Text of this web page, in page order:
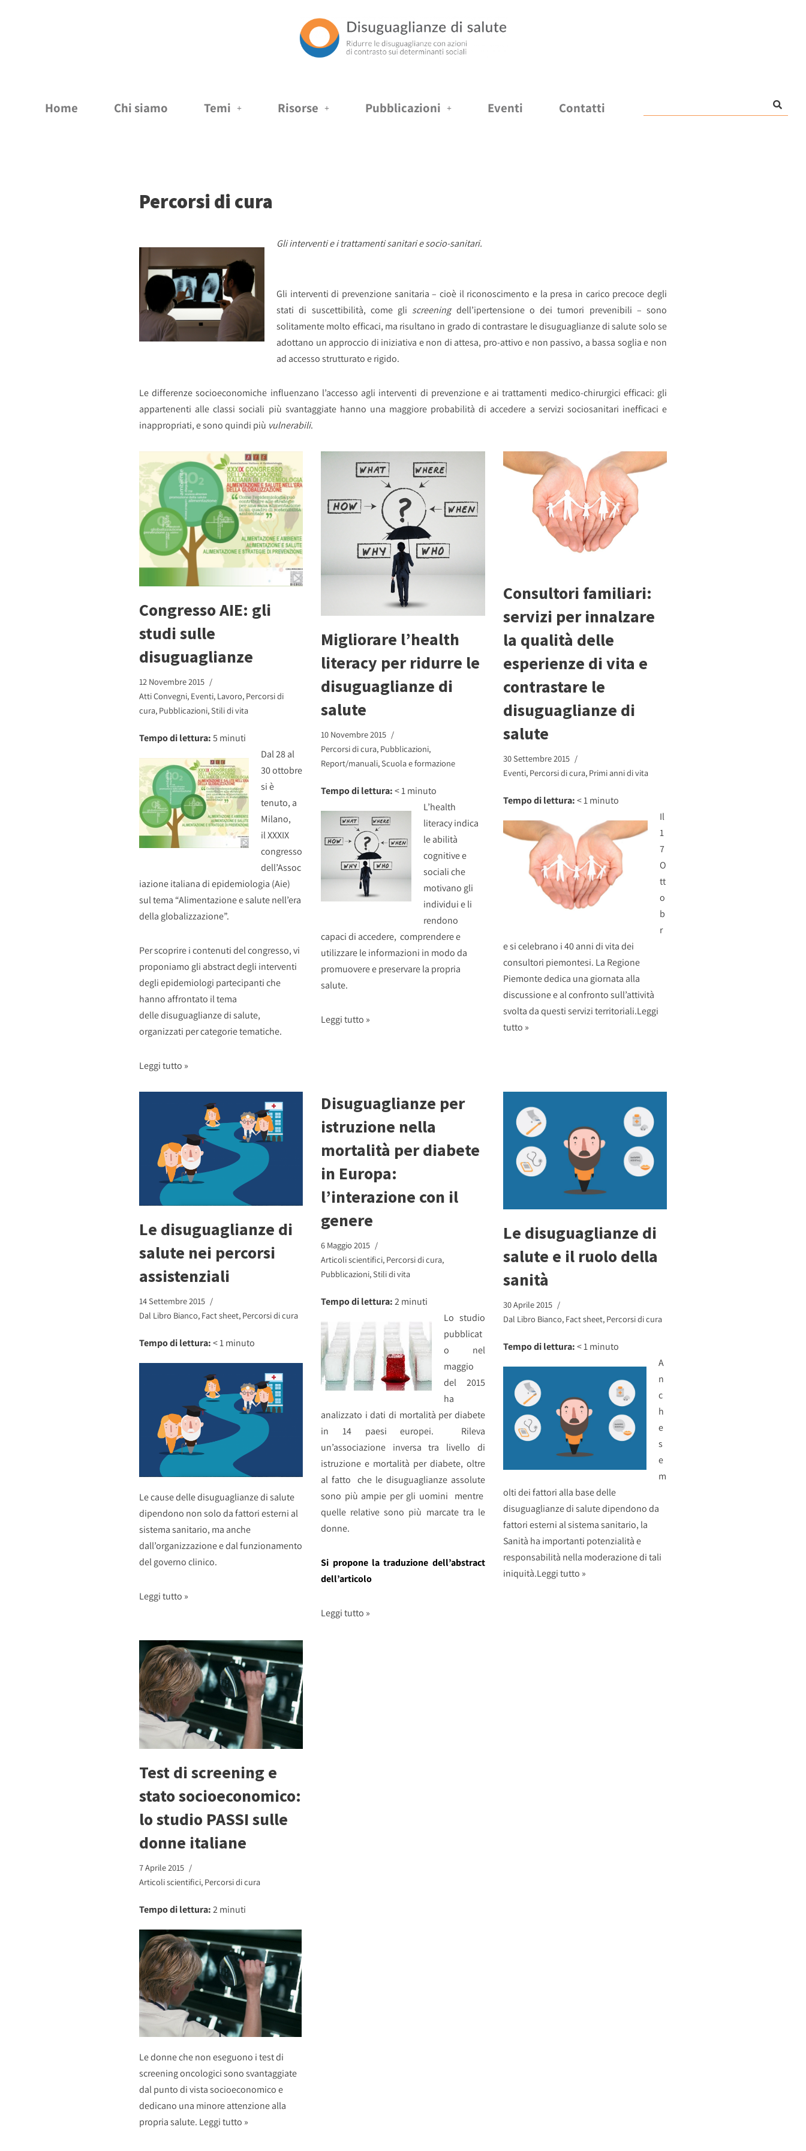
Home Chi siamo Temi Risorse Pubblicazioni Eventi Contatti
Percorsi di cura
Gli interventi e i trattamenti sanitari e socio-sanitari.
Gli interventi di prevenzione sanitaria – cioè il riconoscimento e la presa in carico precoce degli
stati di suscettibilità, come gli screening dell’ipertensione o dei tumori prevenibili – sono
solitamente molto efficaci, ma risultano in grado di contrastare le disuguaglianze di salute solo se
adottano un approccio di iniziativa e non di attesa, pro-attivo e non passivo, a bassa soglia e non
ad accesso strutturato e rigido.
Le differenze socioeconomiche influenzano l’accesso agli interventi di prevenzione e ai trattamenti medico-chirurgici efficaci: gli
appartenenti alle classi sociali più svantaggiate hanno una maggiore probabilità di accedere a servizi sociosanitari inefficaci e
inappropriati, e sono quindi più vulnerabili.
Congresso AIE: gli
studi sulle
disuguaglianze
12 Novembre 2015
Atti Convegni, Eventi, Lavoro, Percorsi di
cura, Pubblicazioni,Stili di vita
Tempo di lettura:5 minuti
Dal 28 al
30 ottobre
si è
tenuto, a
Milano,
ilXXXIX
congresso
dell’Assoc
iazione italiana di epidemiologia (Aie)
sul tema “Alimentazione e salute nell’era
della globalizzazione”.
Per scoprire i contenuti del congresso, vi
proponiamo gli abstract degli interventi
degli epidemiologi partecipanti che
hanno affrontato il tema
delle disuguaglianze di salute,
organizzati per categorie tematiche.
Leggi tutto »
Migliorare l’health
literacy per ridurre le
disuguaglianze di
salute
10 Novembre 2015
Percorsi di cura, Pubblicazioni,
Report/manuali,Scuola e formazione
Tempo di lettura:< 1minuto
L’health
literacy indica
le abilità
cognitive e
sociali che
motivano gli
individui e li
rendono
capaci di accedere, comprendere e
utilizzare le informazioni in modo da
promuovere e preservare la propria
salute.
Leggi tutto »
Consultori familiari:
servizi per innalzare
la qualità delle
esperienze di vita e
contrastare le
disuguaglianze di
salute
30 Settembre 2015
Eventi, Percorsi di cura, Primi anni di vita
Tempo di lettura:< 1 minuto
Il
1
7
O
tt
o
b
r
e si celebrano i 40 anni di vita dei
consultori piemontesi. La Regione
Piemonte dedica una giornata alla
discussione e al confronto sull’attività
svolta da questi servizi territoriali.Leggi
tutto »
Le disuguaglianze di
salute nei percorsi
assistenziali
14 Settembre 2015
Dal Libro Bianco, Fact sheet, Percorsi di cura
Tempo di lettura:< 1minuto
Le cause delle disuguaglianze di salute
dipendono non solo da fattori esterni al
sistema sanitario, ma anche
dall’organizzazione e dal funzionamento
del governo clinico.
Leggi tutto »
Disuguaglianze per
istruzione nella
mortalità per diabete
in Europa:
l’interazione con il
genere
6 Maggio 2015
Articoli scientifici, Percorsi di cura,
Pubblicazioni,Stili di vita
Tempo di lettura:2minuti
Lo studio
pubblicat
o nel
maggio
del 2015
ha
analizzato i dati di mortalità per diabete
in 14 paesi europei. Rileva
un’associazione inversa tra livello di
istruzione e mortalità per diabete, oltre
al fatto che le disuguaglianze assolute
sono più ampie per gli uomini mentre
quelle relative sono più marcate tra le
donne.
Si propone la traduzione dell’abstract
dell’articolo
Leggi tutto »
Le disuguaglianze di
salute e il ruolo della
sanità
30 Aprile 2015
Dal Libro Bianco, Fact sheet, Percorsi di cura
Tempo di lettura:< 1 minuto
A
n
c
h
e
s
e
m
olti dei fattori alla base delle
disuguaglianze di salute dipendono da
fattori esterni al sistema sanitario, la
Sanità ha importanti potenzialità e
responsabilità nella moderazione di tali
iniquità.Leggi tutto »
Test di screening e
stato socioeconomico:
lo studio PASSI sulle
donne italiane
7 Aprile 2015
Articoli scientifici, Percorsi di cura
Tempo di lettura:2minuti
Le donne che non eseguono i test di
screening oncologici sono svantaggiate
dal punto di vista socioeconomico e
dedicano una minore attenzione alla
propria salute. Leggi tutto »